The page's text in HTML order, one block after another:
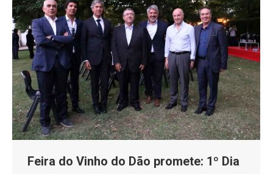
Feira do Vinho do Dão promete: 1º Dia